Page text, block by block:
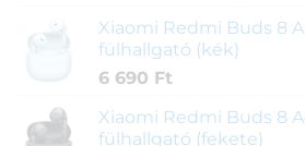
Xiaomi Redmi Buds 8
fülhallgató (kék)
6 690 Ft
Xiaomi Redmi Buds 8
fülhallgató (fekete)